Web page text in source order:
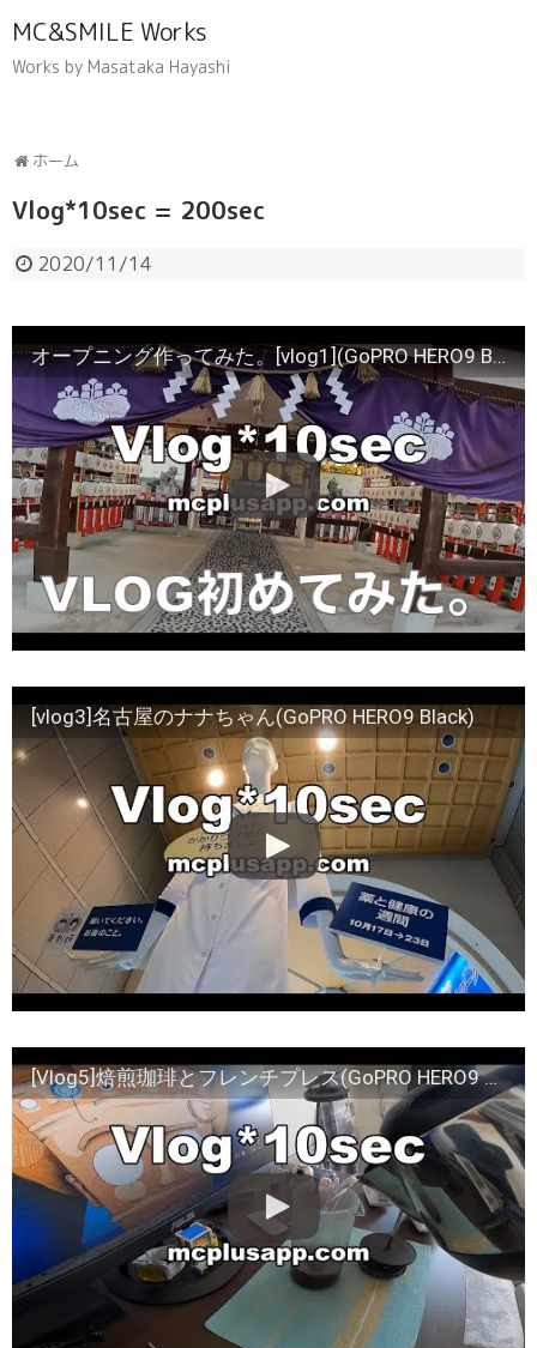
MC&SMILE Works
Works by Masataka Hayashi
ホーム
Vlog*10sec = 200sec
2020/11/14
オープニング作ってみた。[vlog1](GoPRO HERO9 Black)
[vlog3]名古屋のナナちゃん(GoPRO HERO9 Black)
[Vlog5]焙煎珈琲とフレンチプレス(GoPRO HERO9 Black)